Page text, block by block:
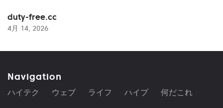
duty-free.cc
4月 14, 2026
Navigation
ハイテク ウェブ ライフ ハイプ 何だこれ